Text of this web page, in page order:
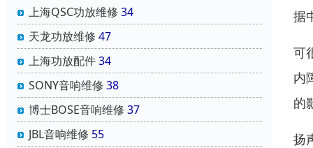
上海QSC功放维修 34
天龙功放维修 47
上海功放配件34
SONY音响维修 38
博士BOSE音响维修 37
JBL音响维修 55
据
可
内
的
扬